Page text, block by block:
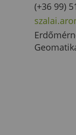
(+36 99)